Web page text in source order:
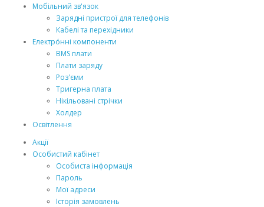
Мобільний зв'язок
Зарядні пристрої для телефонів
Кабелі та перехідники
Електро́нні компоненти
BMS плати
Плати заряду
Роз'єми
Тригерна плата
Нікільовані стрічки
Холдер
Освітлення
Акції
Особистий кабінет
Особиста інформація
Пароль
Мої адреси
Історія замовлень